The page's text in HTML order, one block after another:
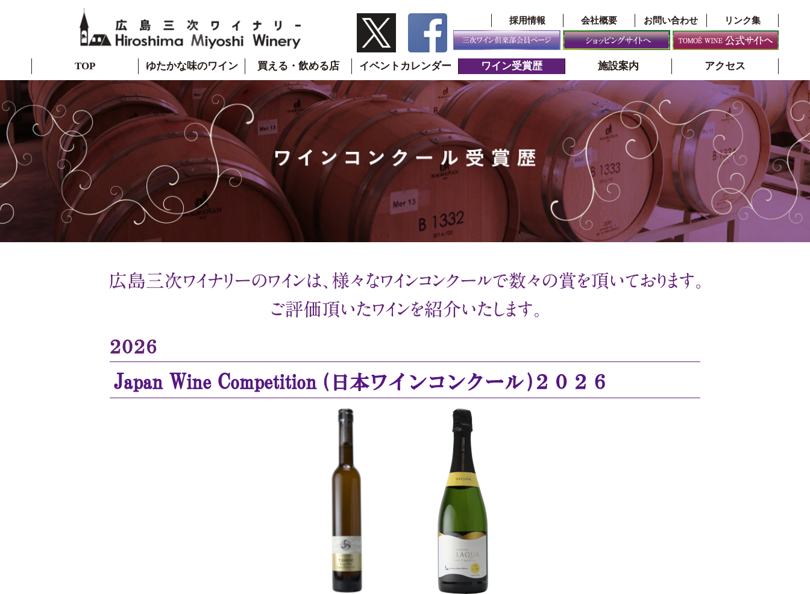
採用情報 会社概要 お問い合わせ リンク集
TOP ゆたかな味のワイン 買える・飲める店 イベントカレンダー ワイン受賞歴 施設案内 アクセス